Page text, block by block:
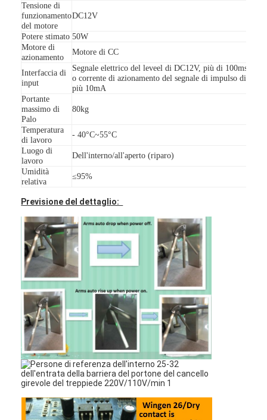
Motore cancello scorrevole
Parcheggio / Garage serratura
Tensione di
funzionamento
del motore
DC12V
Potere stimato 50W
Motore di
azionamento
Motore di CC
Interfaccia di
input
Segnale elettrico del leveel di DC12V, più di 100ms,
o corrente di azionamento del segnale di impulso di
più 10mA
Portante
massimo di
Palo
80kg
Temperatura
di lavoro
- 40°C~55°C
Luogo di
lavoro
Dell'interno/all'aperto (riparo)
Umidità
relativa
≤95%
Previsione del dettaglio: